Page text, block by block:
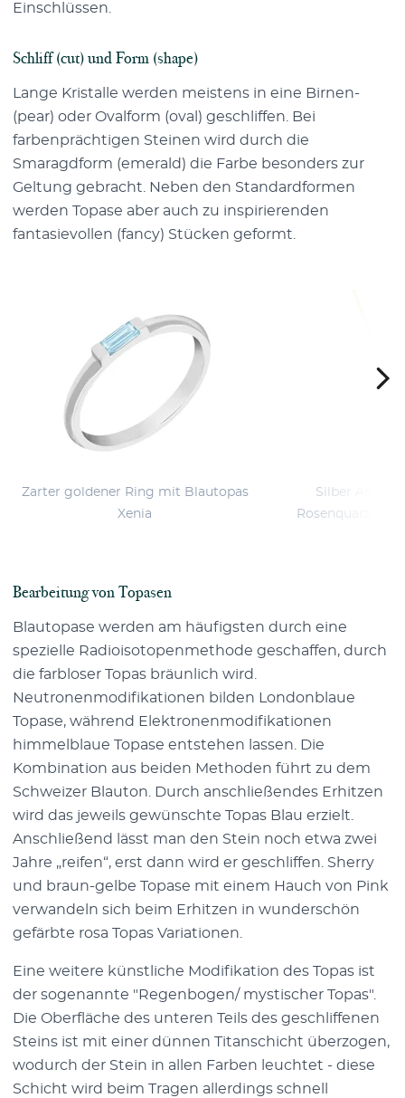
Einschlüssen.
Schliff (cut) und Form (shape)
Lange Kristalle werden meistens in eine Birnen-
(pear) oder Ovalform (oval) geschliffen. Bei
farbenprächtigen Steinen wird durch die
Smaragdform (emerald) die Farbe besonders zur
Geltung gebracht. Neben den Standardformen
werden Topase aber auch zu inspirierenden
fantasievollen (fancy) Stücken geformt.
Zarter goldener Ring mit Blautopas
Xenia
Silber
Rosenquarz
Bearbeitung von Topasen
Blautopase werden am häufigsten durch eine
spezielle Radioisotopenmethode geschaffen, durch
die farbloser Topas bräunlich wird.
Neutronenmodifikationen bilden Londonblaue
Topase, während Elektronenmodifikationen
himmelblaue Topase entstehen lassen. Die
Kombination aus beiden Methoden führt zu dem
Schweizer Blauton. Durch anschließendes Erhitzen
wird das jeweils gewünschte Topas Blau erzielt.
Anschließend lässt man den Stein noch etwa zwei
Jahre „reifen“, erst dann wird er geschliffen. Sherry
und braun-gelbe Topase mit einem Hauch von Pink
verwandeln sich beim Erhitzen in wunderschön
gefärbte rosa Topas Variationen.
Eine weitere künstliche Modifikation des Topas ist
der sogenannte "Regenbogen/ mystischer Topas".
Die Oberfläche des unteren Teils des geschliffenen
Steins ist mit einer dünnen Titanschicht überzogen,
wodurch der Stein in allen Farben leuchtet - diese
Schicht wird beim Tragen allerdings schnell